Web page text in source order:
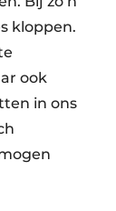
kloppen.
ook
in ons